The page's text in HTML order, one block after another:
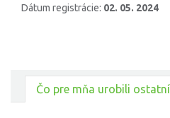
Dátum registrácie: 02. 05. 2024
Čo pre mňa urobili ostatní